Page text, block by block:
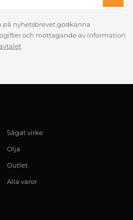
nyhetsbrevet godkänna
och mottagande av information
Sågat virke
Olja
Outlet
Alla varor